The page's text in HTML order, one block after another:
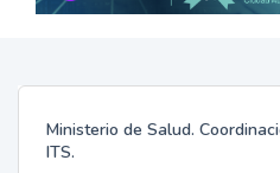
Ministerio de Salud.
ITS.